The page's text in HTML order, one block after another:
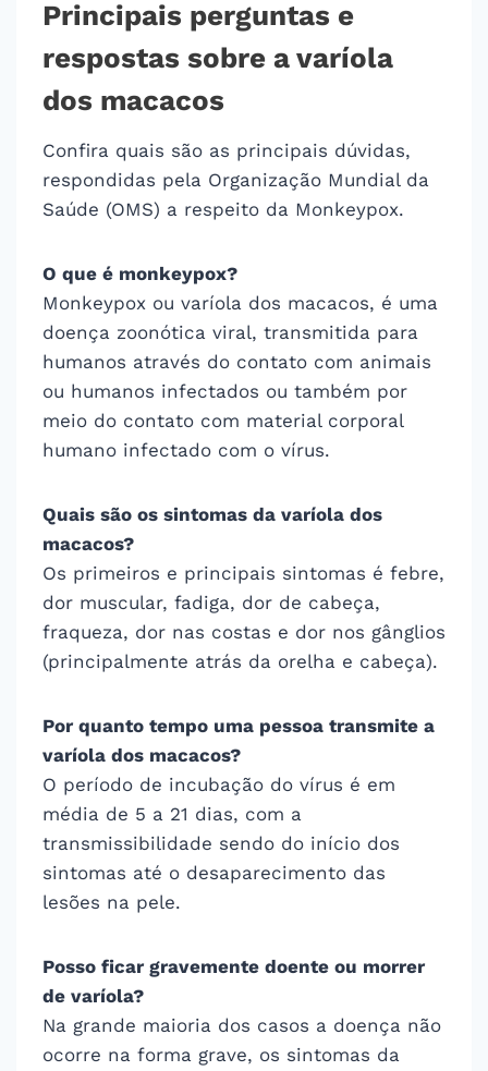
Principais perguntas e
respostas sobre a varíola
dos macacos
Confira quais são as principais dúvidas,
respondidas pela Organização Mundial da
Saúde (OMS) a respeito da Monkeypox.
O que é monkeypox?
Monkeypox ou varíola dos macacos, é uma
doença zoonótica viral, transmitida para
humanos através do contato com animais
ou humanos infectados ou também por
meio do contato com material corporal
humano infectado com o vírus.
Quais são os sintomas da varíola dos
macacos?
Os primeiros e principais sintomas é febre,
dor muscular, fadiga, dor de cabeça,
fraqueza, dor nas costas e dor nos gânglios
(principalmente atrás da orelha e cabeça).
Por quanto tempo uma pessoa transmite a
varíola dos macacos?
O período de incubação do vírus é em
média de 5 a 21 dias, com a
transmissibilidade sendo do início dos
sintomas até o desaparecimento das
lesões na pele.
Posso ficar gravemente doente ou morrer
de varíola?
Na grande maioria dos casos a doença não
ocorre na forma grave, os sintomas da